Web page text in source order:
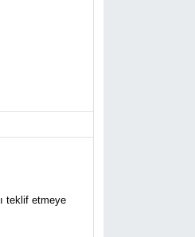
teklif etmeye